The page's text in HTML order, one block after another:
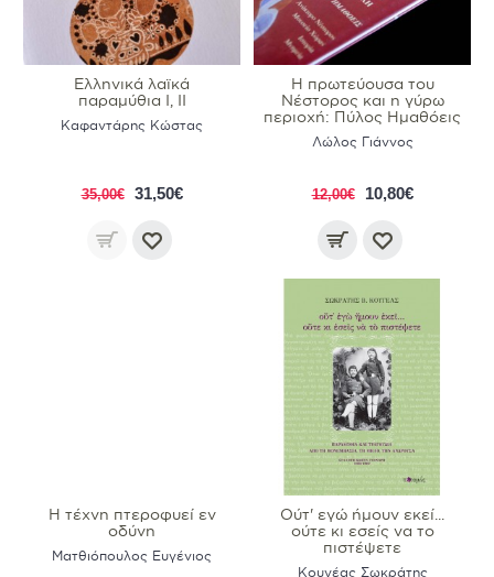
Ελληνικά λαϊκά
παραμύθια I, II
Καφαντάρης Κώστας
35,00€ 31,50€
Η πρωτεύουσα του
Nέστορος και η γύρω
περιοχή: Πύλος Hμαθόεις
Λώλος Γιάννος
12,00€ 10,80€
Η τέχνη πτεροφυεί εν
οδύνη
Ματθιόπουλος Ευγένιος
Ούτ' εγώ ήμουν εκεί...
ούτε κι εσείς να το
πιστέψετε
Κουγέας Σωκράτης